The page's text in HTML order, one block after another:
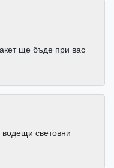
ще бъде при вас
водещи световни